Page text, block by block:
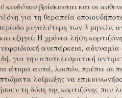
βρίσκονται και οι
για τη θεραπεία
μεγαλύτερη των 3 μηνών,
εξηγεί: Η χρόνια λήψη
ανεπάρκεια, αδυναμία
για την αποτελεσματική
άτομα αυτά, λοιπόν, πρέπει σε
λοίμωξης να
τη δόση της κορτιζόνης που